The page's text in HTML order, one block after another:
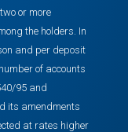
or more
the holders. In
and per deposit
of accounts
95 and
its amendments
at rates higher